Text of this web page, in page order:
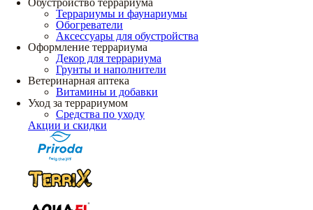
Обустройство террариума
Террариумы и фаунариумы
Обогреватели
Аксессуары для обустройства
Оформление террариума
Декор для террариума
Грунты и наполнители
Ветеринарная аптека
Витамины и добавки
Уход за террариумом
Средства по уходу
Акции и скидки